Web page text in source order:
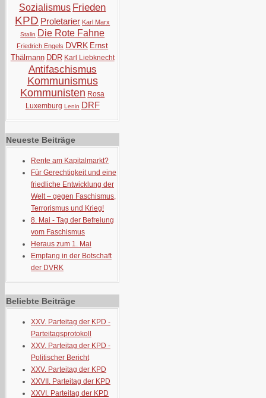
Sozialismus Frieden
KPD Proletarier Karl Marx
Stalin Die Rote Fahne
Friedrich Engels DVRK Ernst
Thälmann DDR Karl Liebknecht
Antifaschismus
Kommunismus
Kommunisten Rosa
Luxemburg Lenin DRF
Neueste Beiträge
Rente am Kapitalmarkt?
Für Gerechtigkeit und eine
friedliche Entwicklung der
Welt – gegen Faschismus,
Terrorismus und Krieg!
8. Mai - Tag der Befreiung
vom Faschismus
Heraus zum 1. Mai
Empfang in der Botschaft
der DVRK
Beliebte Beiträge
XXV. Parteitag der KPD -
Parteitagsprotokoll
XXV. Parteitag der KPD -
Politischer Bericht
XXV. Parteitag der KPD
XXVII. Parteitag der KPD
XXVI. Parteitag der KPD